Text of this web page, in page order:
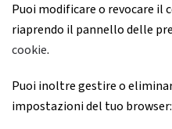
Puoi modificare o revocare il
riaprendo il pannello delle
cookie.
Puoi inoltre gestire o
impostazioni del tuo browser: